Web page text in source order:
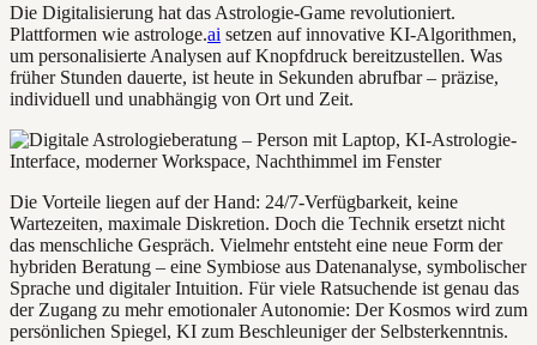
Die Digitalisierung hat das Astrologie-Game revolutioniert.
Plattformen wie astrologe.ai setzen auf innovative KI-Algorithmen,
um personalisierte Analysen auf Knopfdruck bereitzustellen. Was
früher Stunden dauerte, ist heute in Sekunden abrufbar – präzise,
individuell und unabhängig von Ort und Zeit.
Die Vorteile liegen auf der Hand: 24/7-Verfügbarkeit, keine
Wartezeiten, maximale Diskretion. Doch die Technik ersetzt nicht
das menschliche Gespräch. Vielmehr entsteht eine neue Form der
hybriden Beratung – eine Symbiose aus Datenanalyse, symbolischer
Sprache und digitaler Intuition. Für viele Ratsuchende ist genau das
der Zugang zu mehr emotionaler Autonomie: Der Kosmos wird zum
persönlichen Spiegel, KI zum Beschleuniger der Selbsterkenntnis.